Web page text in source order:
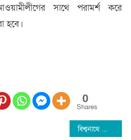
সাথে পরামর্শ করে
হবে।
0
Shares
বিশ্বনাথে জালিয়াতির মাধ্যমে আওয়ামীলীগ নেতার সম্পত্তি দখলের চেষ্টা : মামলা